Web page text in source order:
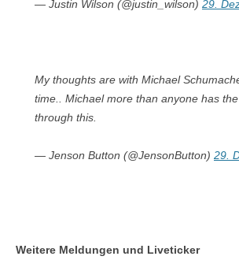
— Justin Wilson (@justin_wilson) 29.
My thoughts are with Michael
time.. Michael more than anyone has
through this.
— Jenson Button (@JensonButton) 29.
Weitere Meldungen und Liveticker